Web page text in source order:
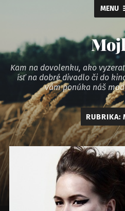
MENU
Kam na dovolenku, ako
ísť na dobré divadlo či do
vám ponúka náš
RUBRIKA: